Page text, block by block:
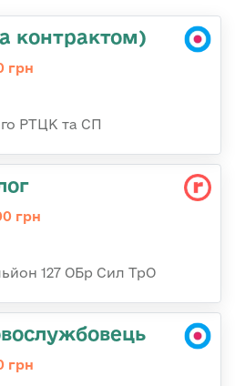
контрактом)
грн
РТЦК та СП
грн
127 ОБр Сил ТрО
грн